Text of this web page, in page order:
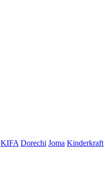
KIFA Dorechi Joma Kinderkraft